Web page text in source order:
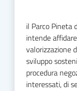
il Parco Pineta
intende
valorizzazione
sviluppo
procedura
interessati, di